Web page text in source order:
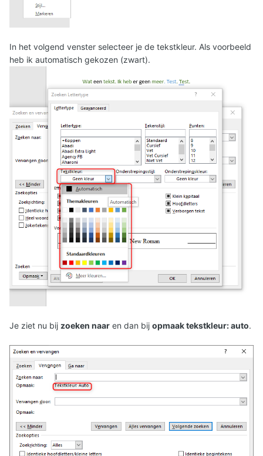
In het volgend venster selecteer je de tekstkleur. Als voorbeeld
heb ik automatisch gekozen (zwart).
Je ziet nu bij zoeken naar en dan bij opmaak tekstkleur: auto.